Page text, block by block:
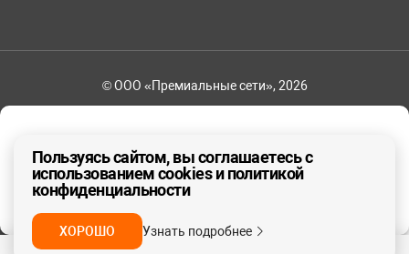
ДА, ВЕРНО
© ООО «Премиальные сети», 2026
Пользуясь сайтом, вы соглашаетесь с
использованием cookies и политикой
конфиденциальности
ХОРОШО Узнать подробнее